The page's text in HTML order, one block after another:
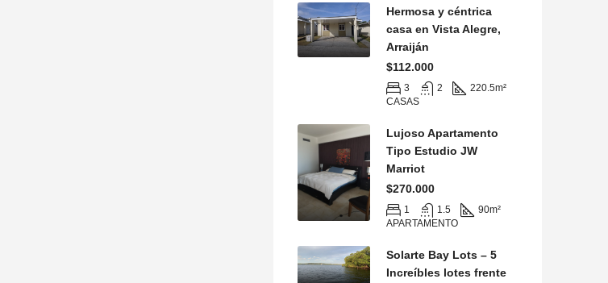
Hermosa y céntrica
casa en Vista Alegre,
Arraiján
$112.000
3 2 220.5m²
CASAS
Lujoso Apartamento
Tipo Estudio JW
Marriot
$270.000
1 1.5 90m²
APARTAMENTO
Solarte Bay Lots – 5
Increíbles lotes frente